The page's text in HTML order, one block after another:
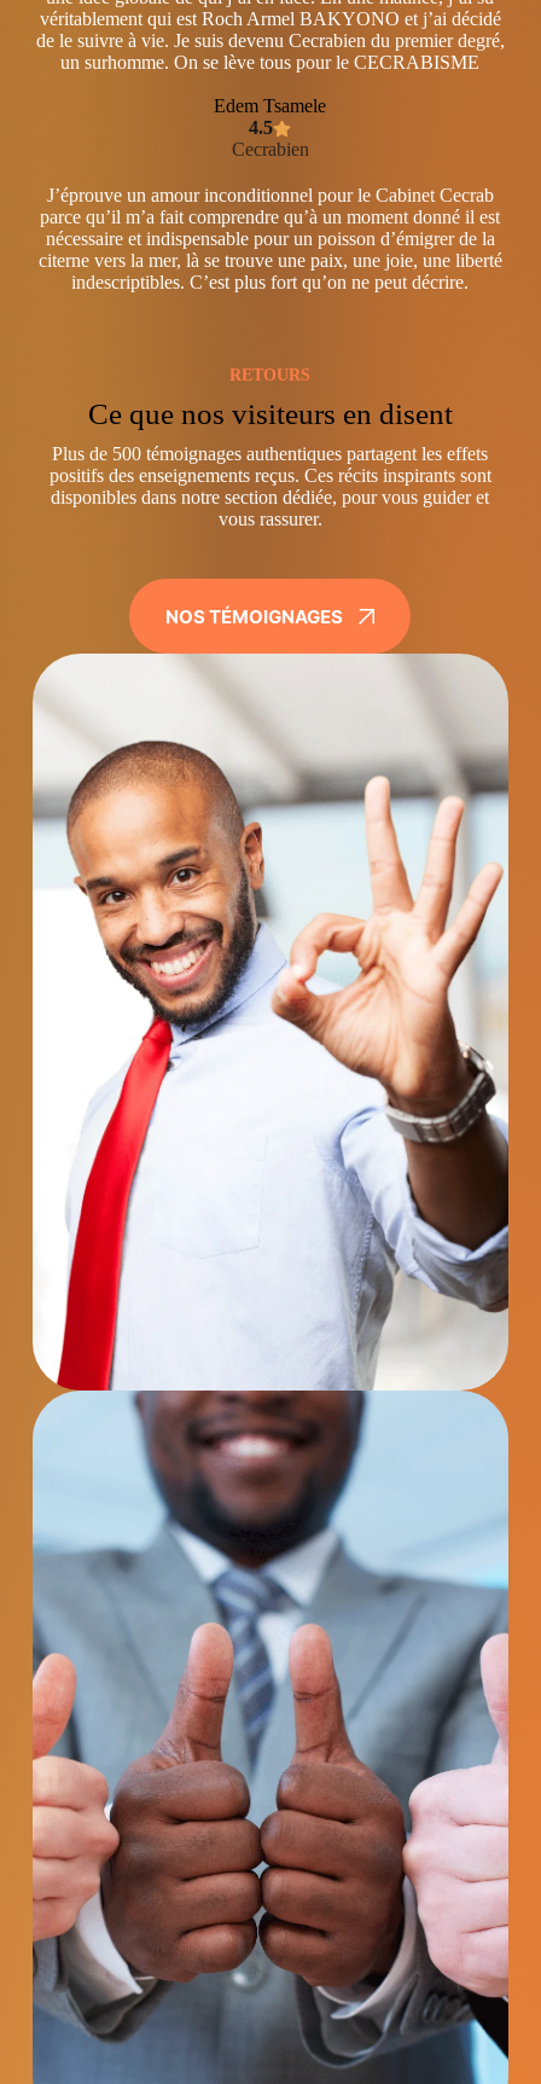
véritablement qui est Roch Armel BAKYONO et j’ai décidé
de le suivre à vie. Je suis devenu Cecrabien du premier degré,
un surhomme. On se lève tous pour le CECRABISME
Edem Tsamele
4.5
Cecrabien
J’éprouve un amour inconditionnel pour le Cabinet Cecrab
parce qu’il m’a fait comprendre qu’à un moment donné il est
nécessaire et indispensable pour un poisson d’émigrer de la
citerne vers la mer, là se trouve une paix, une joie, une liberté
indescriptibles. C’est plus fort qu’on ne peut décrire.
RETOURS
Ce que nos visiteurs en disent
Plus de 500 témoignages authentiques partagent les effets
positifs des enseignements reçus. Ces récits inspirants sont
disponibles dans notre section dédiée, pour vous guider et
vous rassurer.
NOS TÉMOIGNAGES